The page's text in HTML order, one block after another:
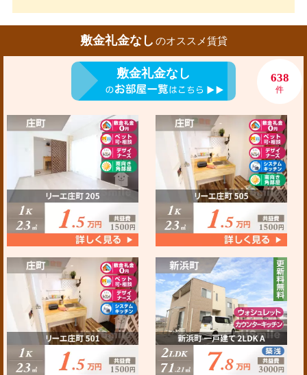
敷金礼金なし のオススメ賃貸
敷金礼金なし 638
件